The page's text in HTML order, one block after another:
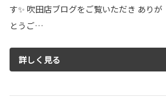
す✨ 吹田店ブログをご覧いただき ありが
とうご…
詳しく見る